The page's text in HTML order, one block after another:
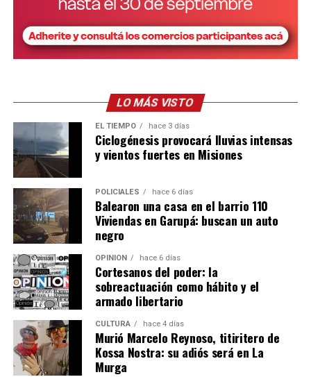
LO MÁS VISTO
EL TIEMPO hace 3 días
Ciclogénesis provocará lluvias intensas
y vientos fuertes en Misiones
POLICIALES hace 6 días
Balearon una casa en el barrio 110
Viviendas en Garupá: buscan un auto
negro
OPINIÓN hace 6 días
Cortesanos del poder: la
sobreactuación como hábito y el
armado libertario
CULTURA hace 4 días
Murió Marcelo Reynoso, titiritero de
Kossa Nostra: su adiós será en La
Murga